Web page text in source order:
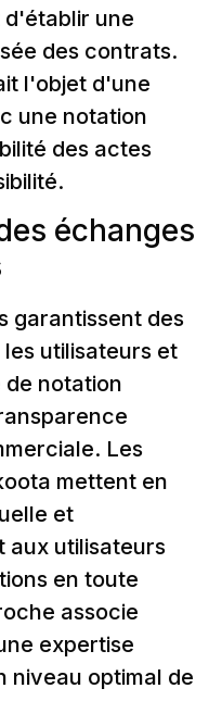
une
des contrats.
l'objet d'une
une notation
des actes
échanges
garantissent des
utilisateurs et
de notation
Les
mettent en
et
aux utilisateurs
en toute
associe
expertise
niveau optimal de